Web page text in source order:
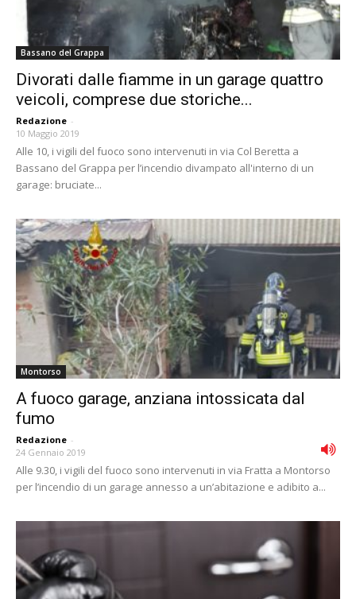
Bassano del Grappa
Divorati dalle fiamme in un garage quattro
veicoli, comprese due storiche...
Redazione -
10 Maggio 2019
Alle 10, i vigili del fuoco sono intervenuti in via Col Beretta a
Bassano del Grappa per l’incendio divampato all'interno di un
garage: bruciate...
Montorso
A fuoco garage, anziana intossicata dal
fumo
Redazione -
24 Gennaio 2019
Alle 9.30, i vigili del fuoco sono intervenuti in via Fratta a Montorso
per l’incendio di un garage annesso a un’abitazione e adibito a...